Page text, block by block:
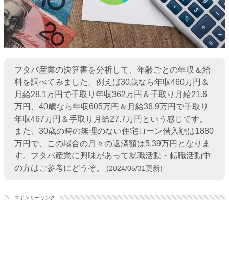
フタバ産業の決算書を分析して、年齢ごとの年収＆給
料を調べてみました。例えば30歳なら年収460万円＆
月給28.1万円で手取り年収362万円＆手取り月給21.6
万円、40歳なら年収605万円＆月給36.9万円で手取り
年収467万円＆手取り月給27.7万円という感じです。
また、30歳の時の無理のない住宅ローン借入額は1880
万円で、この場合の月々の返済額は5.39万円となりま
す。フタバ産業に興味があって就職活動・転職活動中
の方はご参考にどうぞ。 (2024/05/31更新)
スポンサーリンク